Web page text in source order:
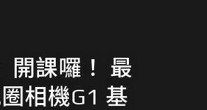
開課囉！ 最
相機G1 基